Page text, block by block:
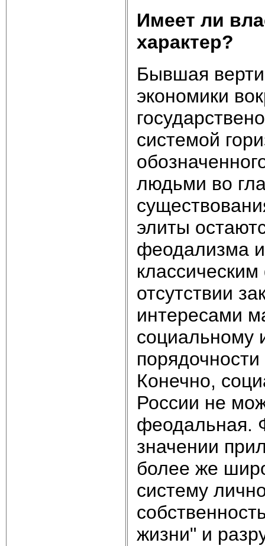
Имеет ли
характер?
Бывшая
экономики
системой
людьми во
элиты
феодализма и
отсутствии
интересами
социальному
Конечно,
России не
феодальная.
значении
более же
систему
жизни" и